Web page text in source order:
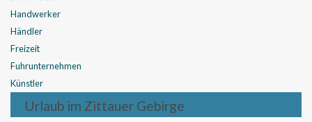
Handwerker
Händler
Freizeit
Fuhrunternehmen
Künstler
Urlaub im Zittauer Gebirge